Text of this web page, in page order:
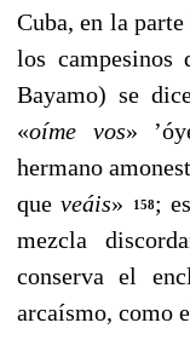
Cuba, en la
los campesinos
Bayamo) se
«oíme vos»
hermano
queveáis» 158;
mezcla
conserva el
arcaísmo, como